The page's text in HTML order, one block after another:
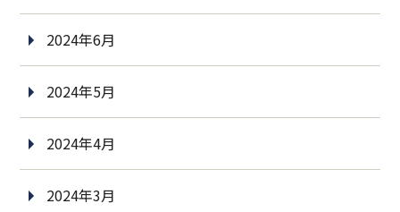
2024年6月
2024年5月
2024年4月
2024年3月